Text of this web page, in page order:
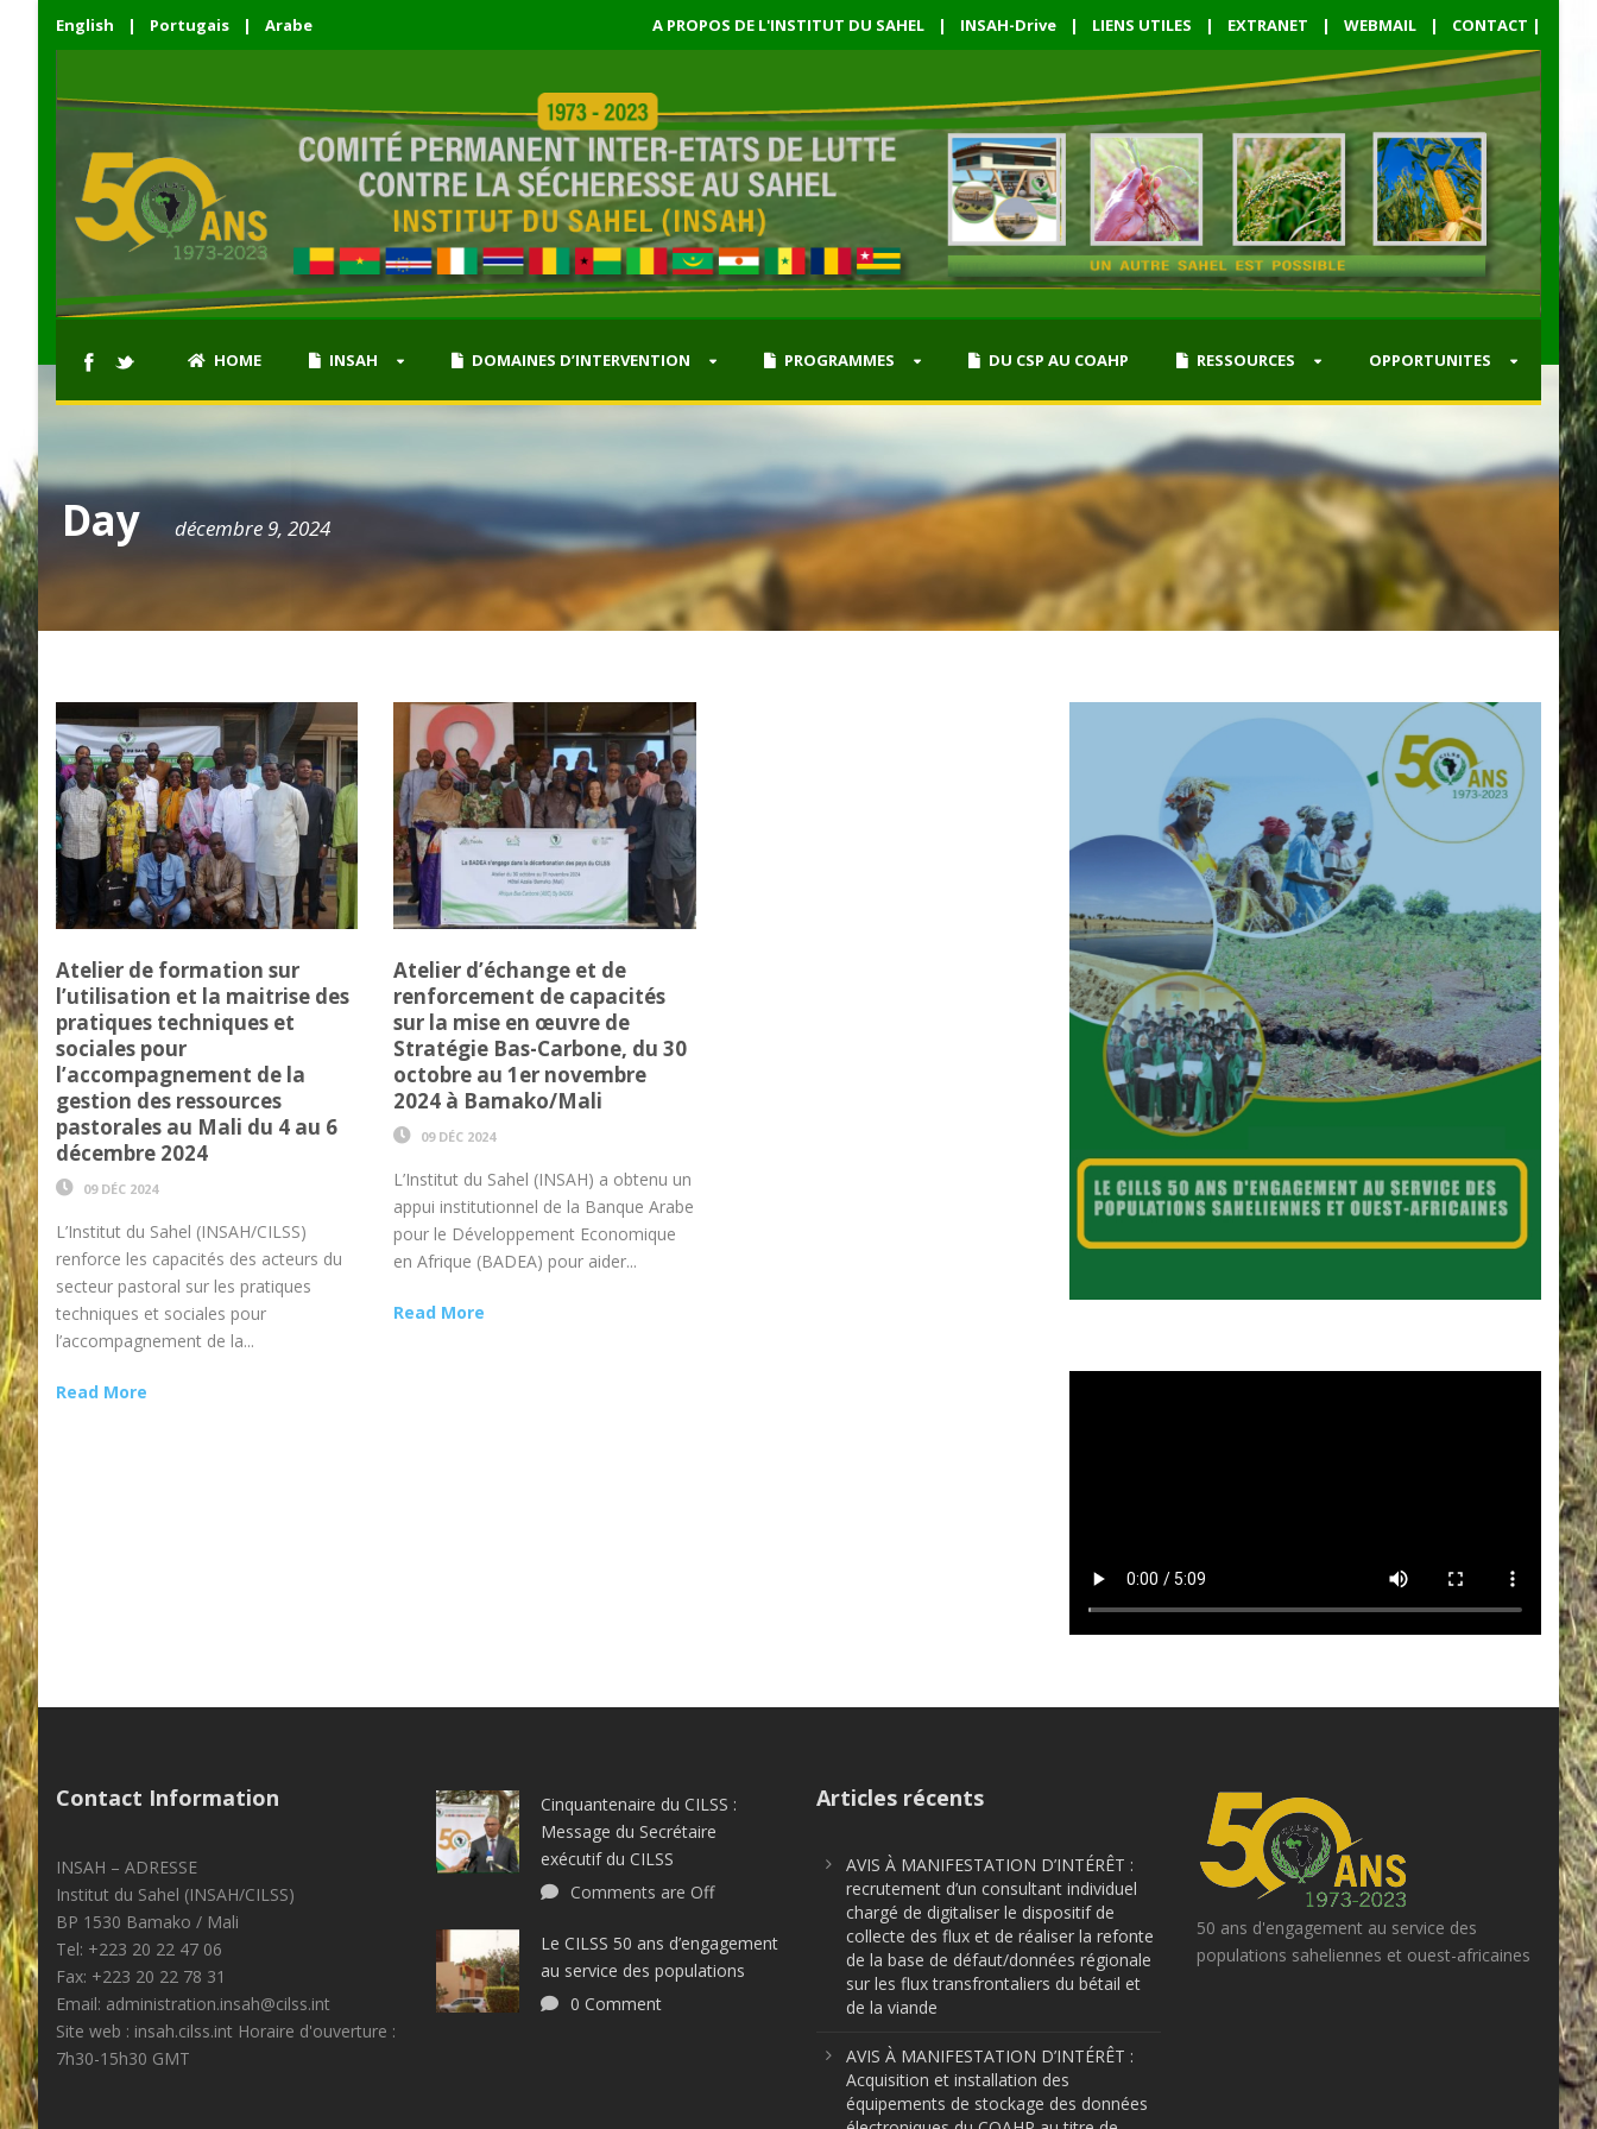
English | Portugais | Arabe A PROPOS DE L'INSTITUT DU SAHEL | INSAH-Drive | LIENS UTILES | EXTRANET | WEBMAIL | CONTACT |
HOME INSAH DOMAINES D’INTERVENTION PROGRAMMES DU CSP AU COAHP RESSOURCES OPPORTUNITES
Day décembre 9, 2024
Atelier de formation sur
l’utilisation et la maitrise des
pratiques techniques et
sociales pour
l’accompagnement de la
gestion des ressources
pastorales au Mali du 4 au 6
décembre 2024
09 DÉC 2024
L’Institut du Sahel (INSAH/CILSS)
renforce les capacités des acteurs du
secteur pastoral sur les pratiques
techniques et sociales pour
l’accompagnement de la...
Read More
Atelier d’échange et de
renforcement de capacités
sur la mise en œuvre de
Stratégie Bas-Carbone, du 30
octobre au 1er novembre
2024 à Bamako/Mali
09 DÉC 2024
L’Institut du Sahel (INSAH) a obtenu un
appui institutionnel de la Banque Arabe
pour le Développement Economique
en Afrique (BADEA) pour aider...
Read More
Contact Information
INSAH – ADRESSE
Institut du Sahel (INSAH/CILSS)
BP 1530 Bamako / Mali
Tel: +223 20 22 47 06
Fax: +223 20 22 78 31
Email: administration.insah@cilss.int
Site web : insah.cilss.int Horaire d'ouverture :
7h30-15h30 GMT
Cinquantenaire du CILSS :
Message du Secrétaire
exécutif du CILSS
Comments are Off
Le CILSS 50 ans d’engagement
au service des populations
0 Comment
Articles récents
AVIS À MANIFESTATION D’INTÉRÊT :
recrutement d’un consultant individuel
chargé de digitaliser le dispositif de
collecte des flux et de réaliser la refonte
de la base de défaut/données régionale
sur les flux transfrontaliers du bétail et
de la viande
AVIS À MANIFESTATION D’INTÉRÊT :
Acquisition et installation des
équipements de stockage des données
50 ans d'engagement au service des
populations saheliennes et ouest-africaines